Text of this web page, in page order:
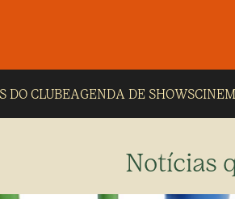
DO CLUBEAGENDA DE SHOWS
Notícias